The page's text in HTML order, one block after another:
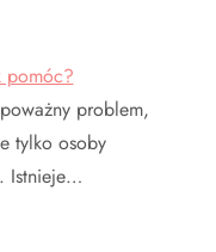
pomóc?
problem,
tylko osoby
Istnieje…